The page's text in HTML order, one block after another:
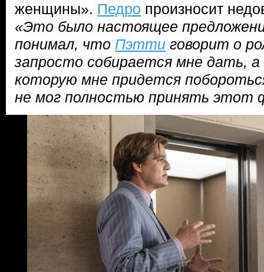
женщины». Педро произносит
«Это было настоящее
понимал, что Пэтти говорит о
запросто собирается мне дать, а
которую мне придется
не мог полностью принять этот